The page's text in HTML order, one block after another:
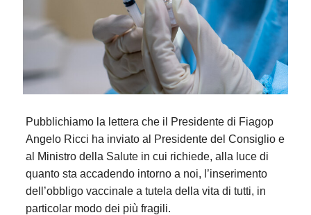
Pubblichiamo la lettera che il Presidente di Fiagop
Angelo Ricci ha inviato al Presidente del Consiglio e
al Ministro della Salute in cui richiede, alla luce di
quanto sta accadendo intorno a noi, l’inserimento
dell’obbligo vaccinale a tutela della vita di tutti, in
particolar modo dei più fragili.